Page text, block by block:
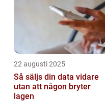
22 augusti 2025
Så säljs din data vidare
utan att någon bryter
lagen